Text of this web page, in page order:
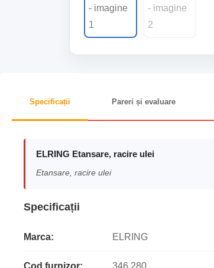
Specificații Pareri și evaluare
ELRING Etansare, racire ulei
Etansare, racire ulei
Specificații
Marca: ELRING
Cod furnizor: 346.280